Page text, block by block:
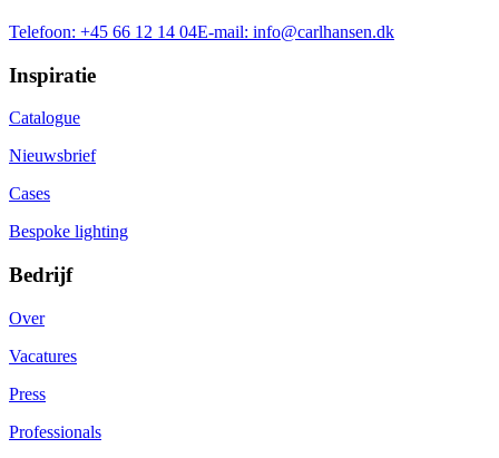
Telefoon: +45 66 12 14 04E-mail: info@carlhansen.dk
Inspiratie
Catalogue
Nieuwsbrief
Cases
Bespoke lighting
Bedrijf
Over
Vacatures
Press
Professionals